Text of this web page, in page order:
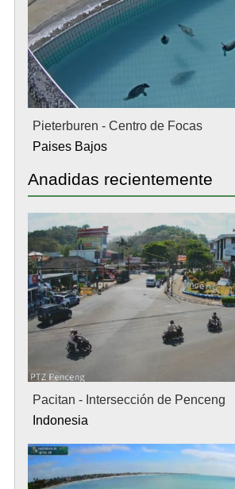
Pieterburen - Centro de Focas
Paises Bajos
Anadidas recientemente
Pacitan - Intersección de Penceng
Indonesia